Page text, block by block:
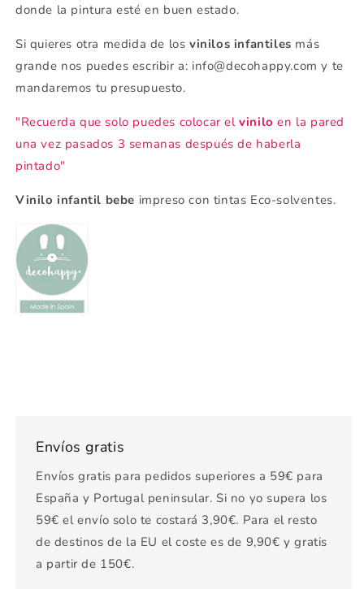
donde la pintura esté en buen estado.
Si quieres otra medida de los vinilos infantiles más
grande nos puedes escribir a: info@decohappy.com y te
mandaremos tu presupuesto.
"Recuerda que solo puedes colocar elvinilo en la pared
una vez pasados 3 semanas después de haberla
pintado"
Vinilo infantil bebe impreso con tintas Eco-solventes.
Envíos gratis
Envíos gratis para pedidos superiores a 59€ para
España y Portugal peninsular. Si no yo supera los
59€ el envío solo te costará 3,90€. Para el resto
de destinos de la EU el coste es de 9,90€ y gratis
a partir de 150€.